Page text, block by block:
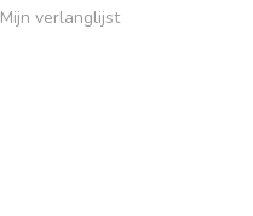
Mijn verlanglijst